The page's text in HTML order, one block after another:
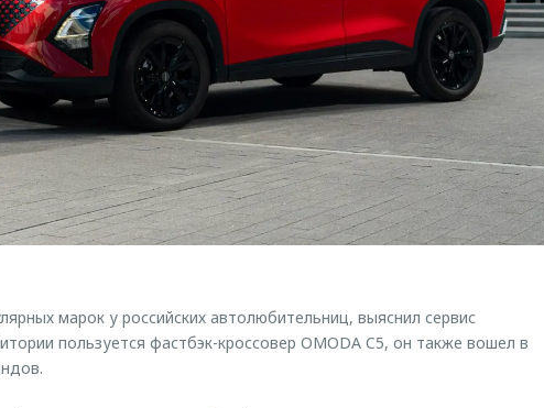
марок у российских автолюбительниц, выяснил сервис
пользуется фастбэк-кроссовер OMODA C5, он также вошел в